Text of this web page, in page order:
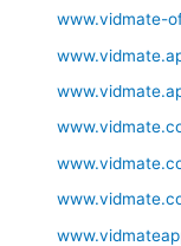
www.vidmate-